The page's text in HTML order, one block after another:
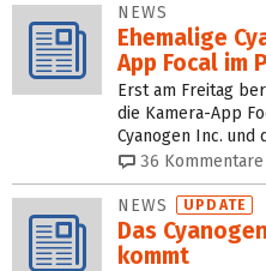
NEWS
Ehemalige
App Focal im
Erst am Freitag
die Kamera-App
Cyanogen Inc.
36 Kommentare
NEWS UPDATE
Das
kommt